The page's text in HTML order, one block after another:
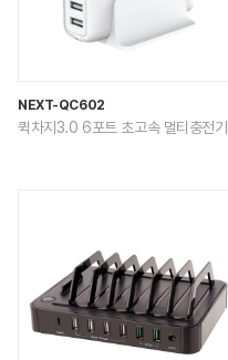
NEXT-QC602
퀵차지3.0 6포트 초고속 멀티충전기